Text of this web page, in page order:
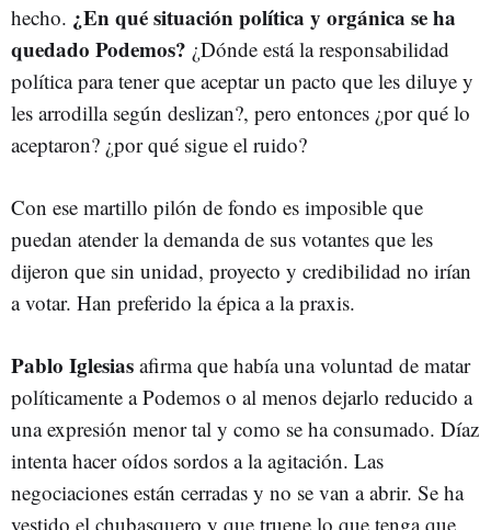
hecho. ¿En qué situación política y orgánica se ha
quedado Podemos? ¿Dónde está la responsabilidad
política para tener que aceptar un pacto que les diluye y
les arrodilla según deslizan?, pero entonces ¿por qué lo
aceptaron? ¿por qué sigue el ruido?
Con ese martillo pilón de fondo es imposible que
puedan atender la demanda de sus votantes que les
dijeron que sin unidad, proyecto y credibilidad no irían
a votar. Han preferido la épica a la praxis.
Pablo Iglesias afirma que había una voluntad de matar
políticamente a Podemos o al menos dejarlo reducido a
una expresión menor tal y como se ha consumado. Díaz
intenta hacer oídos sordos a la agitación. Las
negociaciones están cerradas y no se van a abrir. Se ha
vestido el chubasquero y que truene lo que tenga que